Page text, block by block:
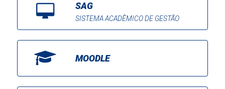
SAG
SISTEMA ACADÊMICO DE GESTÃO
MOODLE